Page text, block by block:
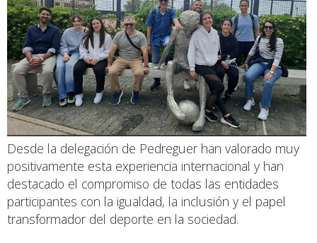
Desde la delegación de Pedreguer han valorado muy
positivamente esta experiencia internacional y han
destacado el compromiso de todas las entidades
participantes con la igualdad, la inclusión y el papel
transformador del deporte en la sociedad.